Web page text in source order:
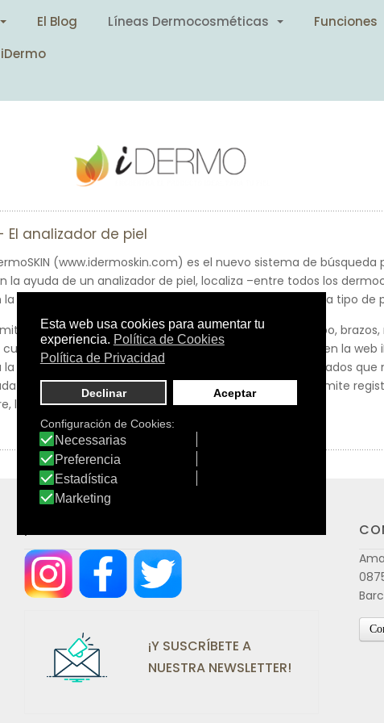
El Blog Líneas Dermocosméticas Funciones
El analizador de piel
(www.idermoskin.com) es el nuevo sistema de búsqueda
la ayuda de un analizador de piel, localiza –entre todos los
web iDermo.com el producto más adecuado para cada tipo de
analizar siete partes del cuerpo –cara y cuello, cuerpo,
cuyos resultados pueden registrarse en una ficha online en la
la piel de cada persona con el fin de tratarla con los cuidados
a cuidarse y a cuidar de los seres queridos, ya que permite
la madre, el hijo, un familiar o amigo...
¡Y SUSCRÍBETE A
NUESTRA NEWSLETTER!